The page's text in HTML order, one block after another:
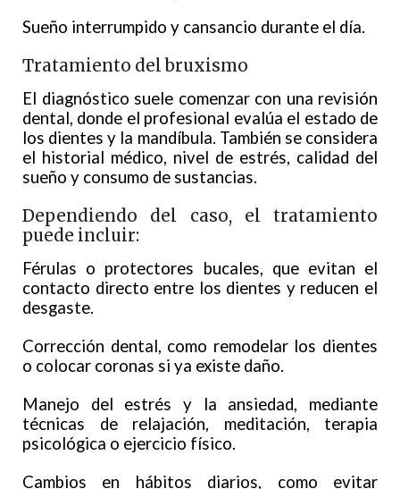
Sueño interrumpido y cansancio durante el día.
Tratamiento del bruxismo
El diagnóstico suele comenzar con una revisión
dental, donde el profesional evalúa el estado de
los dientes y la mandíbula. También se considera
el historial médico, nivel de estrés, calidad del
sueño y consumo de sustancias.
Dependiendo del caso, el tratamiento
puede incluir:
Férulas o protectores bucales, que evitan el
contacto directo entre los dientes y reducen el
desgaste.
Corrección dental, como remodelar los dientes
o colocar coronas si ya existe daño.
Manejo del estrés y la ansiedad, mediante
técnicas de relajación, meditación, terapia
psicológica o ejercicio físico.
Cambios en hábitos diarios, como evitar